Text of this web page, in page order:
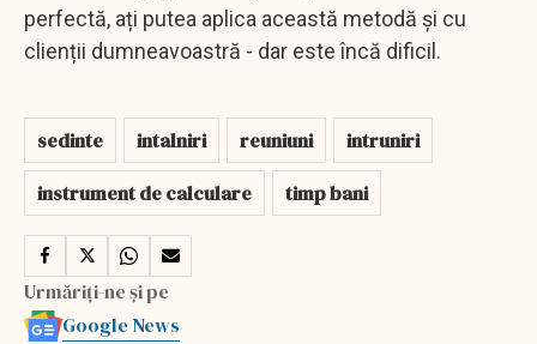
perfectă, ați putea aplica această metodă și cu
clienții dumneavoastră - dar este încă dificil.
sedinte intalniri reuniuni
intruniri
instrument de calculare
timp bani
Urmăriți-ne și pe
Google News